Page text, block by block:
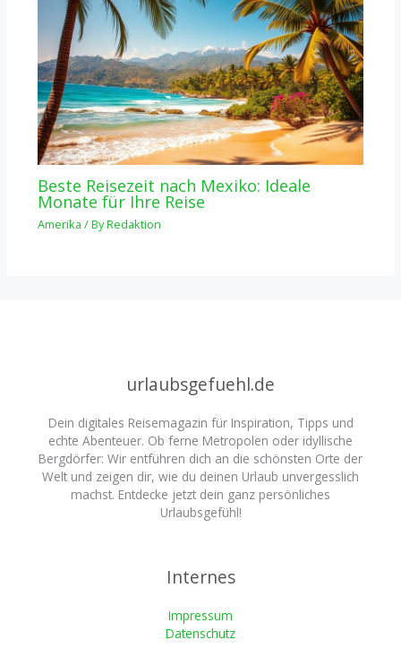
Beste Reisezeit nach Mexiko: Ideale
Monate für Ihre Reise
Amerika / ByRedaktion
urlaubsgefuehl.de
Dein digitales Reisemagazin für Inspiration, Tipps und
echte Abenteuer. Ob ferne Metropolen oder idyllische
Bergdörfer: Wir entführen dich an die schönsten Orte der
Welt und zeigen dir, wie du deinen Urlaub unvergesslich
machst. Entdecke jetzt dein ganz persönliches
Urlaubsgefühl!
Internes
Impressum
Datenschutz